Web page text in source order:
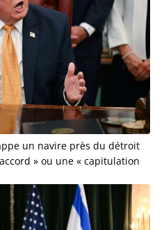
un navire près du détroit
» ou une « capitulation